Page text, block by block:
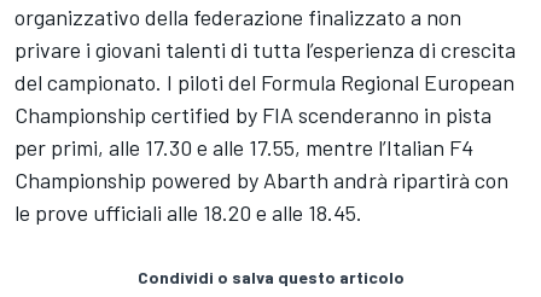
organizzativo della federazione finalizzato a non
privare i giovani talenti di tutta l’esperienza di crescita
del campionato. I piloti del Formula Regional European
Championship certified by FIA scenderanno in pista
per primi, alle 17.30 e alle 17.55, mentre l’Italian F4
Championship powered by Abarth andrà ripartirà con
le prove ufficiali alle 18.20 e alle 18.45.
Condividi o salva questo articolo